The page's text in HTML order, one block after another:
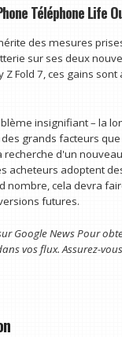
Téléphone Life
des mesures
sur ses deux
Z Fold 7, ces gains
insignifiant – la
grands facteurs
recherche d'un
acheteurs adoptent
nombre, cela devra
futures.
Google NewsPour
vos flux. Assurez-